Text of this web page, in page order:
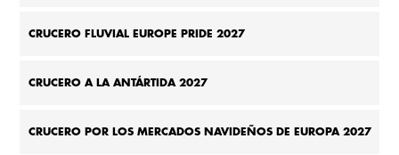
CRUCERO FLUVIAL EUROPE PRIDE 2027
CRUCERO A LA ANTÁRTIDA 2027
CRUCERO POR LOS MERCADOS NAVIDEÑOS DE EUROPA 2027